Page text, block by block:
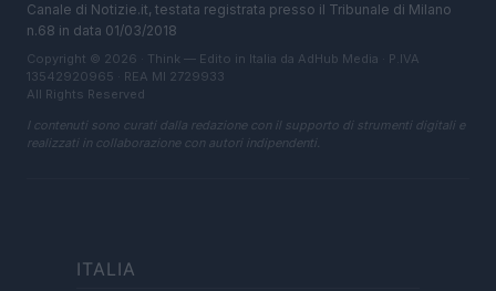
Canale di Notizie.it, testata registrata presso il Tribunale di Milano
n.68 in data 01/03/2018
Copyright © 2026 · Think — Edito in Italia da AdHub Media · P.IVA
13542920965 · REA MI 2729933
All Rights Reserved
I contenuti sono curati dalla redazione con il supporto di strumenti digitali e
realizzati in collaborazione con autori indipendenti.
ITALIA